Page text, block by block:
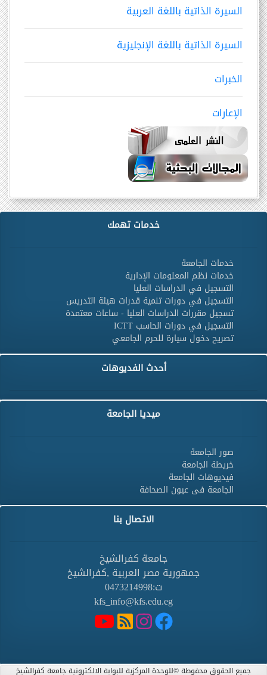
السيرة الذاتية باللغة العربية
السيرة الذاتية باللغة الإنجليزية
الخبرات
الإعارات
خدمات تهمك
خدمات الجامعة
خدمات نظم المعلومات الإدارية
التسجيل في الدراسات العليا
التسجيل في دورات تنمية قدرات هيئة التدريس
تسجيل مقررات الدراسات العليا - ساعات معتمدة
التسجيل في دورات الحاسب ICTT
تصريح دخول سيارة للحرم الجامعي
أحدث الفديوهات
ميديا الجامعة
صور الجامعة
خريطة الجامعة
فيديوهات الجامعة
الجامعة فى عيون الصحافة
الاتصال بنا
جامعة كفرالشيخ
جمهورية مصر العربية ,كفرالشيخ
ت:0473214998
kfs_info@kfs.edu.eg
جميع الحقوق محفوطة ©للوحدة المركزية للبوابة الالكترونية جامعة كفرالشيخ